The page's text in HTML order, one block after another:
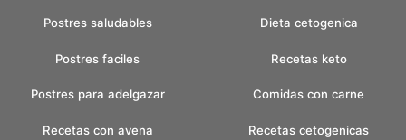
Postres saludables
Postres faciles
Postres para adelgazar
Recetas con avena
Dieta cetogenica
Recetas keto
Comidas con carne
Recetas cetogenicas